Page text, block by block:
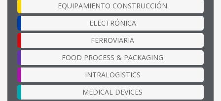
EQUIPAMIENTO CONSTRUCCIÓN
ELECTRÓNICA
FERROVIARIA
FOOD PROCESS & PACKAGING
INTRALOGISTICS
MEDICAL DEVICES